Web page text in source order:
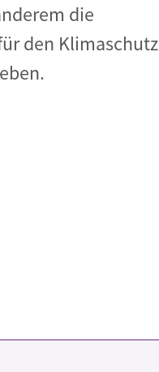
die
den Klimaschutz